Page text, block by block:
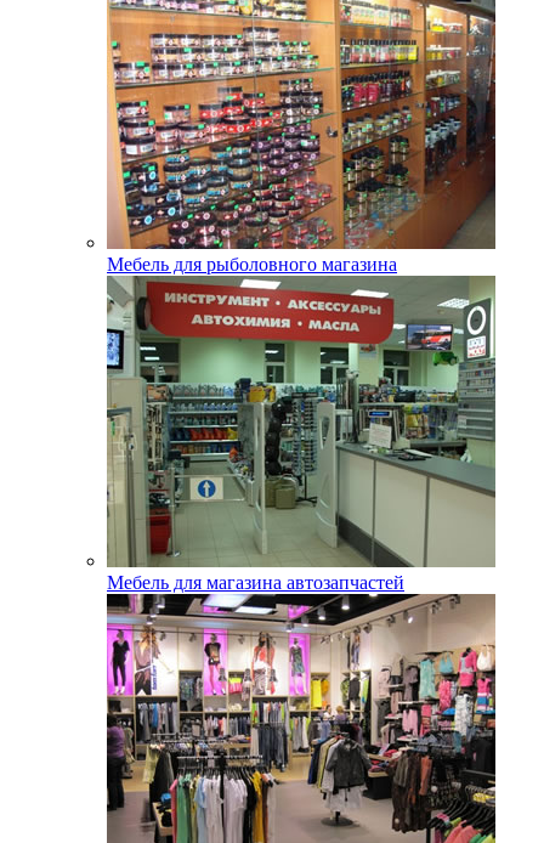
Мебель для рыболовного магазина
Мебель для магазина автозапчастей